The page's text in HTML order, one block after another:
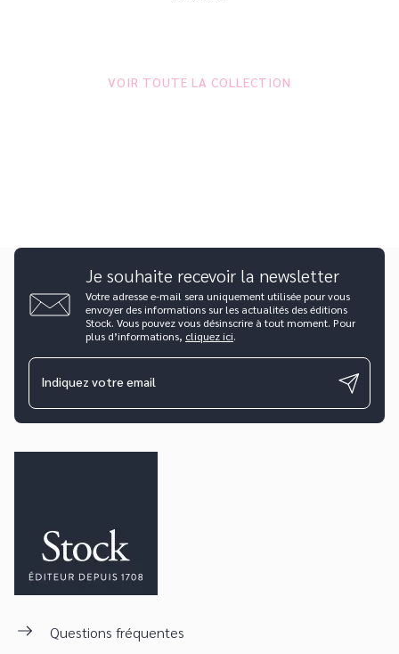
VOIR TOUTE LA COLLECTION
Je souhaite recevoir la newsletter
Votre adresse e-mail sera uniquement utilisée pour vous
envoyer des informations sur les actualités des éditions
Stock. Vous pouvez vous désinscrire à tout moment. Pour
plus d’informations, cliquez ici.
Indiquez votre email
Questions fréquentes